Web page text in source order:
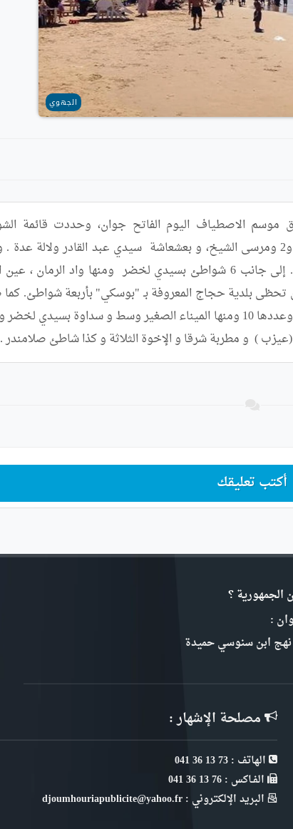
الجهوي
)  و مطربة شرقا و الإخوة الثلاثة و كذا شاطئ صلامندر .
أكتب تعليقك
الجمهورية ؟
:
مصلحة الإشهار :
الهاتف : 73 13 36 041
الفـاكس : 76 13 36 041
البريد الإلكتروني : djoumhouriapublicite@yahoo.fr